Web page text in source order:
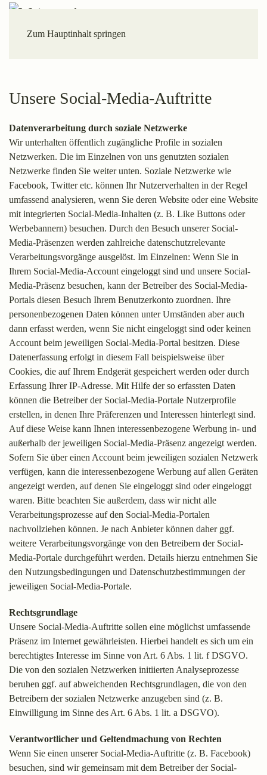
Zum Hauptinhalt springen
Unsere Social-Media-Auftritte
Datenverarbeitung durch soziale Netzwerke
Wir unterhalten öffentlich zugängliche Profile in sozialen
Netzwerken. Die im Einzelnen von uns genutzten sozialen
Netzwerke finden Sie weiter unten. Soziale Netzwerke wie
Facebook, Twitter etc. können Ihr Nutzerverhalten in der Regel
umfassend analysieren, wenn Sie deren Website oder eine Website
mit integrierten Social-Media-Inhalten (z. B. Like Buttons oder
Werbebannern) besuchen. Durch den Besuch unserer Social-
Media-Präsenzen werden zahlreiche datenschutzrelevante
Verarbeitungsvorgänge ausgelöst. Im Einzelnen: Wenn Sie in
Ihrem Social-Media-Account eingeloggt sind und unsere Social-
Media-Präsenz besuchen, kann der Betreiber des Social-Media-
Portals diesen Besuch Ihrem Benutzerkonto zuordnen. Ihre
personenbezogenen Daten können unter Umständen aber auch
dann erfasst werden, wenn Sie nicht eingeloggt sind oder keinen
Account beim jeweiligen Social-Media-Portal besitzen. Diese
Datenerfassung erfolgt in diesem Fall beispielsweise über
Cookies, die auf Ihrem Endgerät gespeichert werden oder durch
Erfassung Ihrer IP-Adresse. Mit Hilfe der so erfassten Daten
können die Betreiber der Social-Media-Portale Nutzerprofile
erstellen, in denen Ihre Präferenzen und Interessen hinterlegt sind.
Auf diese Weise kann Ihnen interessenbezogene Werbung in- und
außerhalb der jeweiligen Social-Media-Präsenz angezeigt werden.
Sofern Sie über einen Account beim jeweiligen sozialen Netzwerk
verfügen, kann die interessenbezogene Werbung auf allen Geräten
angezeigt werden, auf denen Sie eingeloggt sind oder eingeloggt
waren. Bitte beachten Sie außerdem, dass wir nicht alle
Verarbeitungsprozesse auf den Social-Media-Portalen
nachvollziehen können. Je nach Anbieter können daher ggf.
weitere Verarbeitungsvorgänge von den Betreibern der Social-
Media-Portale durchgeführt werden. Details hierzu entnehmen Sie
den Nutzungsbedingungen und Datenschutzbestimmungen der
jeweiligen Social-Media-Portale.
Rechtsgrundlage
Unsere Social-Media-Auftritte sollen eine möglichst umfassende
Präsenz im Internet gewährleisten. Hierbei handelt es sich um ein
berechtigtes Interesse im Sinne von Art. 6 Abs. 1 lit. f DSGVO.
Die von den sozialen Netzwerken initiierten Analyseprozesse
beruhen ggf. auf abweichenden Rechtsgrundlagen, die von den
Betreibern der sozialen Netzwerke anzugeben sind (z. B.
Einwilligung im Sinne des Art. 6 Abs. 1 lit. a DSGVO).
Verantwortlicher und Geltendmachung von Rechten
Wenn Sie einen unserer Social-Media-Auftritte (z. B. Facebook)
besuchen, sind wir gemeinsam mit dem Betreiber der Social-